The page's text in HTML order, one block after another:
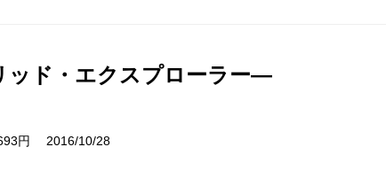
ド・エクスプローラー―
円 2016/10/28